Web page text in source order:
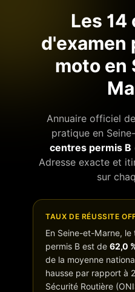
Les 14
d'examen
moto en
Annuaire officiel
pratique en
centres permis B
Adresse exacte et
sur
TAUX DE RÉUSSITE
En Seine-et-Marne, le
permis B est de 62,0
de la moyenne
hausse par rapport à
Sécurité Routière